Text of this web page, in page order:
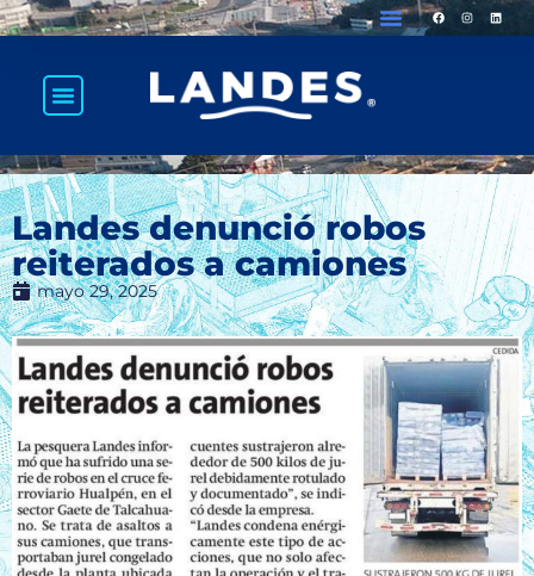
Landes denunció robos
reiterados a camiones
mayo 29, 2025